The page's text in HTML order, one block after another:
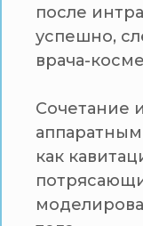
после
успешно,
врача-
Сочетание
как